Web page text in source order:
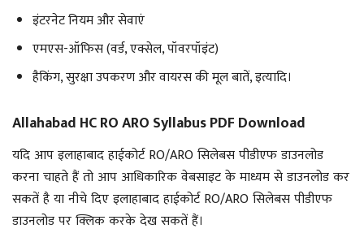
इंटरनेट नियम और सेवाएं
एमएस-ऑफिस (वर्ड, एक्सेल, पॉवरपॉइंट)
हैकिंग, सुरक्षा उपकरण और वायरस की मूल बातें, इत्यादि।
Allahabad HC RO ARO Syllabus PDF Download
यदि आप इलाहाबाद हाईकोर्ट RO/ARO सिलेबस पीडीएफ डाउनलोड
करना चाहते हैं तो आप आधिकारिक वेबसाइट के माध्यम से डाउनलोड कर
सकतें है या नीचे दिए इलाहाबाद हाईकोर्ट RO/ARO सिलेबस पीडीएफ
डाउनलोड पर क्लिक करके देख सकतें हैं।